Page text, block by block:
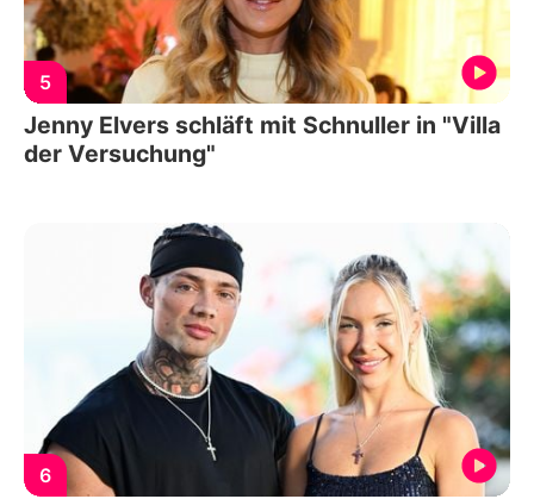
5
Jenny Elvers schläft mit Schnuller in "Villa
der Versuchung"
6